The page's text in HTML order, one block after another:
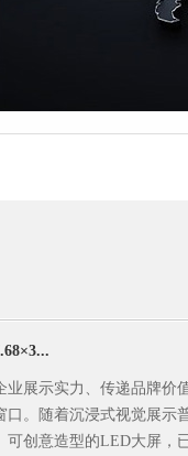
业展示实力、传递品牌价
口。随着沉浸式视觉展示
可创意造型的LED大屏，